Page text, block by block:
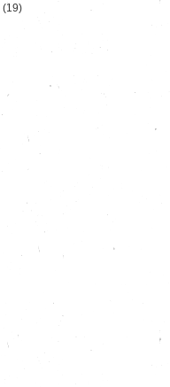
(19)